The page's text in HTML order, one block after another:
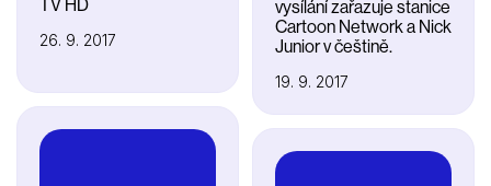
TV HD
26. 9. 2017
vysílání zařazuje stanice
Cartoon Network a Nick
Junior v češtině.
19. 9. 2017